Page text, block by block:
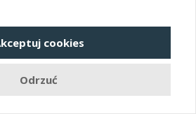
cookies
Odrzuć